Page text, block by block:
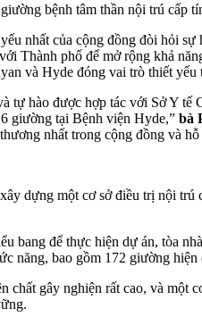
bệnh tâm thần nội trú
nhất của cộng đồng đòi hỏi sự
Thành phố để mở rộng khả
và Hyde đóng vai trò thiết
tự hào được hợp tác với Sở Y
giường tại Bệnh viện Hyde,” bà
nhất trong cộng đồng và
dựng một cơ sở điều trị nội
bang để thực hiện dự án, tòa
năng, bao gồm 172 giường
gây nghiện rất cao, và